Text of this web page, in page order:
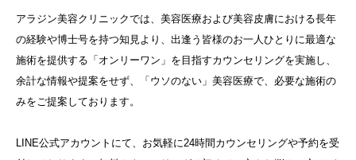
アラジン美容クリニックでは、美容医療および美容皮膚における長年
の経験や博士号を持つ知見より、出逢う皆様のお一人ひとりに最適な
施術を提供する「オンリーワン」を目指すカウンセリングを実施し、
余計な情報や提案をせず、「ウソのない」美容医療で、必要な施術の
みをご提案しております。
LINE公式アカウントにて、お気軽に24時間カウンセリングや予約を受